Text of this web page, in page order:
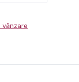
vânzare